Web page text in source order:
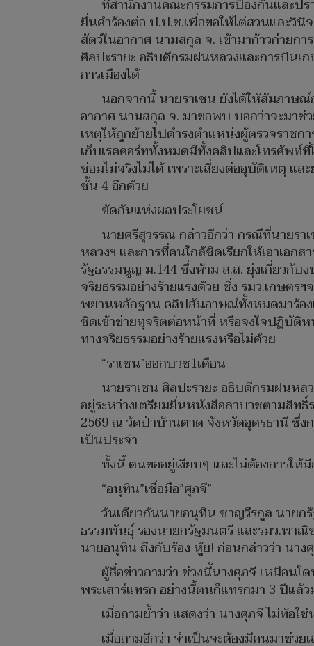
ที่สำนักงานคณะกรรมการป้องกันและป
ยื่นคำร้องต่อ ป.ป.ช.เพื่อขอให้ไต่สวนและวิ
สัตว์ในอากาศ นามสกุล จ. เข้ามาก้าวก่ายก
ศิลปะรายะ อธิบดีกรมฝนหลวงและการบินเ
การเมืองได้
นอกจากนี้ นายราเชน ยังได้ให้สัมภาษ
อากาศ นามสกุล จ. มาขอพบ บอกว่าจะมา
เหตุให้ถูกย้ายไปดำรงตำแหน่งผู้ตรวจราชก
เก็บเรคคอร์ททั้งหมดมีทั้งคลิปและโทรศัพท์
ซ่อมไม่จริงไม่ได้ เพราะเสี่ยงต่ออุบัติเหตุ แ
ชั้น 4 อีกด้วย
ขัดกันแห่งผลประโยชน์
นายศรีสุวรรณ กล่าวอีกว่า กรณีที่นายร
หลวงฯ และการที่คนใกล้ชิดเรียกให้เอาเอ
รัฐธรรมนูญ ม.144 ซึ่งห้าม ส.ส. ยุ่งเกี่ยวกั
จริยธรรมอย่างร้ายแรงด้วย ซึ่ง รมว.เกษต
พยานหลักฐาน คลิปสัมภาษณ์ทั้งหมดมาร้อง
ชิดเข้าข่ายทุจริตต่อหน้าที่ หรือจงใจปฏิบั
ทางจริยธรรมอย่างร้ายแรงหรือไม่ด้วย
“ราเชน”ออกบวช1เดือน
นายราเชน ศิลปะรายะ อธิบดีกรมฝนหล
อยู่ระหว่างเตรียมยื่นหนังสือลาบวชตามสิท
2569 ณ วัดป่าบ้านตาด จังหวัดอุดรธานี ซึ่ง
เป็นประจำ
ทั้งนี้ ตนขออยู่เงียบๆ และไม่ต้องการให้
“อนุทิน”เชื่อมือ”ศุภจี”
วันเดียวกันนายอนุทิน ชาญวีรกูล นายก
ธรรมพันธุ์ รองนายกรัฐมนตรี และรมว.พาณิ
นายอนุทิน ถึงกับร้อง หู้ย! ก่อนกล่าวว่า นา
ผู้สื่อข่าวถามว่า ช่วงนี้นางศุภจี เหมือนโ
พระเสาร์แทรก อย่างนี้ตนก็แทรกมา 3 ปีแล้ว
เมื่อถามย้ำว่า แสดงว่า นางศุภจี ไม่ท้อ
เมื่อถามอีกว่า จำเป็นจะต้องมีคนมาช่ว